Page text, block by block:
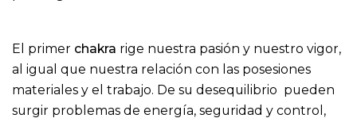
El primer chakra rige nuestra pasión y nuestro vigor,
al igual que nuestra relación con las posesiones
materiales y el trabajo. De su desequilibrio pueden
surgir problemas de energía, seguridad y control,